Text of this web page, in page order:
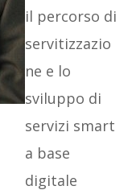
il percorso di
servitizzazio
ne e lo
sviluppo di
servizi smart
a base
digitale